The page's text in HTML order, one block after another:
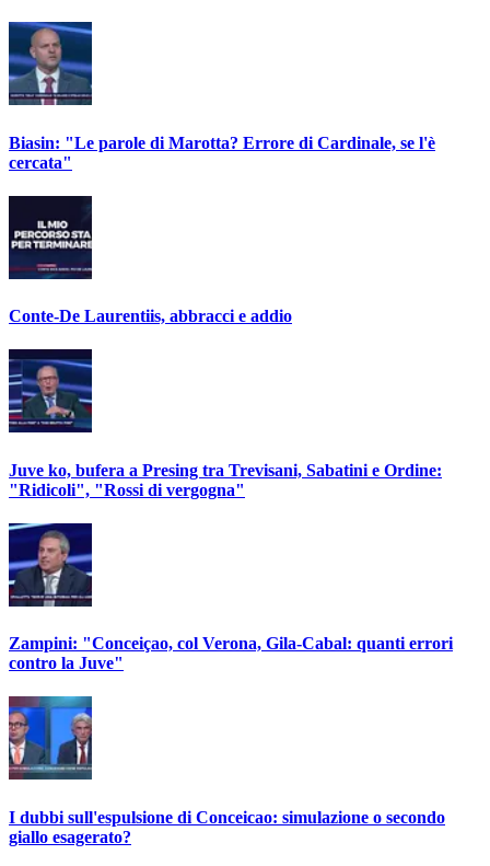
Biasin: "Le parole di Marotta? Errore di Cardinale, se l'è
cercata"
Conte-De Laurentiis, abbracci e addio
Juve ko, bufera a Presing tra Trevisani, Sabatini e Ordine:
"Ridicoli", "Rossi di vergogna"
Zampini: "Conceiçao, col Verona, Gila-Cabal: quanti errori
contro la Juve"
I dubbi sull'espulsione di Conceicao: simulazione o secondo
giallo esagerato?